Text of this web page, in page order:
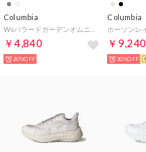
Columbia
￥4,840
20%OFF
Columbia
￥9,240
30%OFF